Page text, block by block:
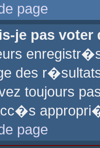
page
je pas voter
des
toujours
page